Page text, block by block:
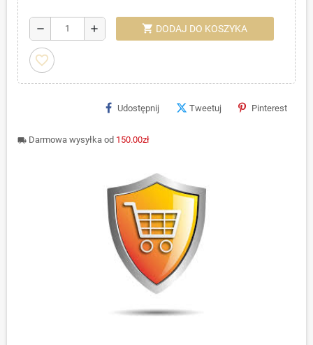
remove add shopping_cart DODAJ DO KOSZYKA
favorite_border
Udostępnij Tweetuj Pinterest
local_shipping Darmowa wysyłka od 150.00zł